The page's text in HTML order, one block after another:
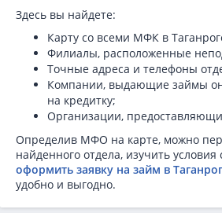
Здесь вы найдете:
Карту со всеми МФК в
Филиалы, расположенные
Точные адреса и телефоны
Компании, выдающие займы
на кредитку;
Организации,
Определив МФО на карте, можно
найденного отдела, изучить условия
оформить заявку на займ в
удобно и выгодно.